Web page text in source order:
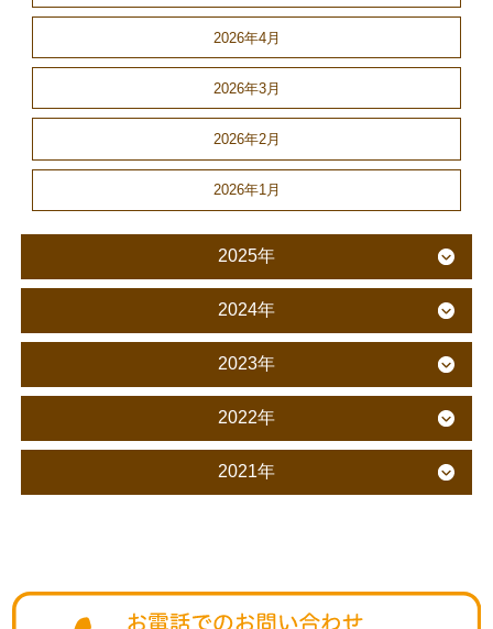
2026年4月
2026年3月
2026年2月
2026年1月
2025年
2024年
2023年
2022年
2021年